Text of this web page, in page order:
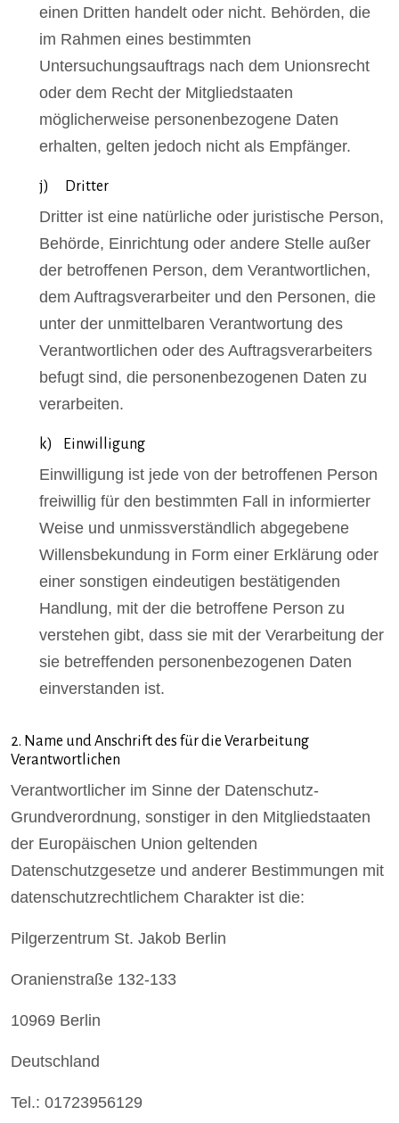
einen Dritten handelt oder nicht. Behörden, die
im Rahmen eines bestimmten
Untersuchungsauftrags nach dem Unionsrecht
oder dem Recht der Mitgliedstaaten
möglicherweise personenbezogene Daten
erhalten, gelten jedoch nicht als Empfänger.
j) Dritter
Dritter ist eine natürliche oder juristische Person,
Behörde, Einrichtung oder andere Stelle außer
der betroffenen Person, dem Verantwortlichen,
dem Auftragsverarbeiter und den Personen, die
unter der unmittelbaren Verantwortung des
Verantwortlichen oder des Auftragsverarbeiters
befugt sind, die personenbezogenen Daten zu
verarbeiten.
k) Einwilligung
Einwilligung ist jede von der betroffenen Person
freiwillig für den bestimmten Fall in informierter
Weise und unmissverständlich abgegebene
Willensbekundung in Form einer Erklärung oder
einer sonstigen eindeutigen bestätigenden
Handlung, mit der die betroffene Person zu
verstehen gibt, dass sie mit der Verarbeitung der
sie betreffenden personenbezogenen Daten
einverstanden ist.
2. Name und Anschrift des für die Verarbeitung
Verantwortlichen
Verantwortlicher im Sinne der Datenschutz-
Grundverordnung, sonstiger in den Mitgliedstaaten
der Europäischen Union geltenden
Datenschutzgesetze und anderer Bestimmungen mit
datenschutzrechtlichem Charakter ist die:
Pilgerzentrum St. Jakob Berlin
Oranienstraße 132-133
10969 Berlin
Deutschland
Tel.: 01723956129